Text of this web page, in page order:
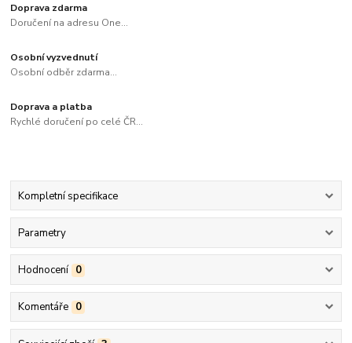
Doprava zdarma
Doručení na adresu One...
Osobní vyzvednutí
Osobní odběr zdarma...
Doprava a platba
Rychlé doručení po celé ČR...
Kompletní specifikace
Parametry
Hodnocení 0
Komentáře 0